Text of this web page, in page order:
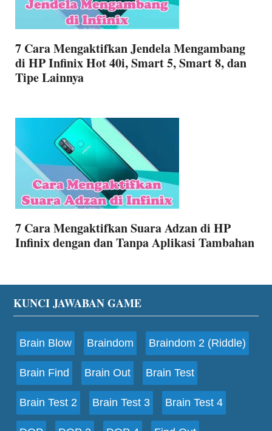
7 Cara Mengaktifkan Jendela Mengambang
di HP Infinix Hot 40i, Smart 5, Smart 8, dan
Tipe Lainnya
7 Cara Mengaktifkan Suara Adzan di HP
Infinix dengan dan Tanpa Aplikasi Tambahan
Footer
KUNCI JAWABAN GAME
Brain Blow Braindom Braindom 2 (Riddle)
Brain Find Brain Out Brain Test
Brain Test 2 Brain Test 3 Brain Test 4